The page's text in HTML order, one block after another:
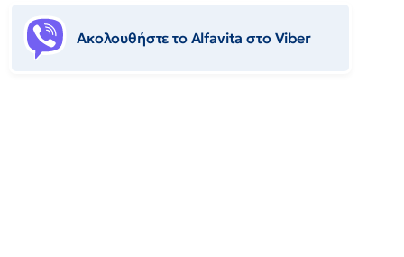
Ακολουθήστε το Αlfavita στο Viber